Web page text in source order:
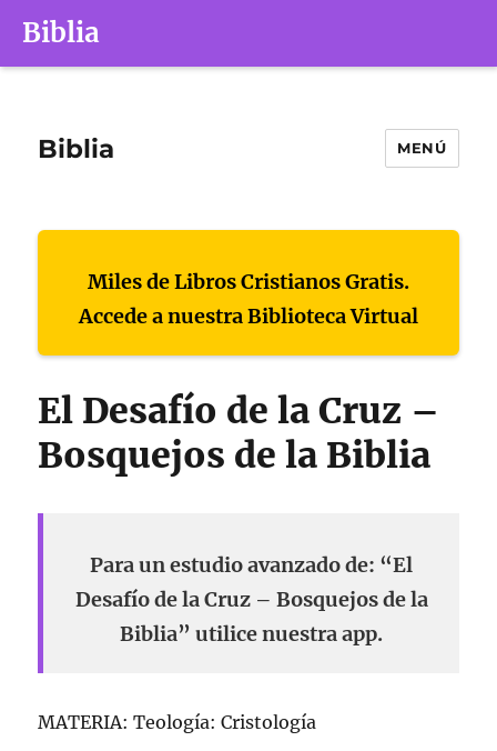
Biblia
Biblia MENÚ
Miles de Libros Cristianos Gratis.
Accede a nuestra Biblioteca Virtual
El Desafío de la Cruz –
Bosquejos de la Biblia
Para un estudio avanzado de: “El
Desafío de la Cruz – Bosquejos de la
Biblia” utilice nuestra app.
MATERIA: Teología: Cristología